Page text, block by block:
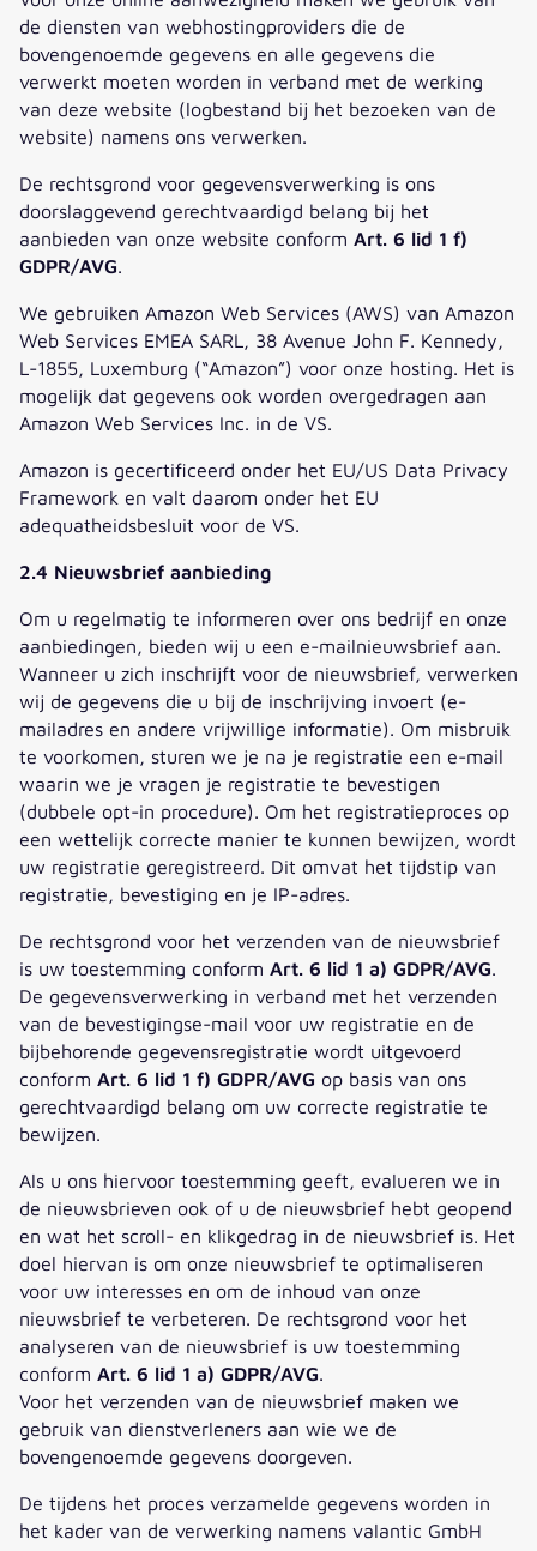
de diensten van webhostingproviders die de
bovengenoemde gegevens en alle gegevens die
verwerkt moeten worden in verband met de werking
van deze website (logbestand bij het bezoeken van de
website) namens ons verwerken.
De rechtsgrond voor gegevensverwerking is ons
doorslaggevend gerechtvaardigd belang bij het
aanbieden van onze website conform Art. 6 lid 1 f)
GDPR/AVG
We gebruiken Amazon Web Services (AWS) van Amazon
Web Services EMEA SARL, 38 Avenue John F. Kennedy,
L-1855, Luxemburg (“Amazon”) voor onze hosting. Het is
mogelijk dat gegevens ook worden overgedragen aan
Amazon Web Services Inc. in de VS.
Amazon is gecertificeerd onder het EU/US Data Privacy
Framework en valt daarom onder het EU
adequatheidsbesluit voor de VS.
2.4 Nieuwsbrief aanbieding
Om u regelmatig te informeren over ons bedrijf en onze
aanbiedingen, bieden wij u een e-mailnieuwsbrief aan.
Wanneer u zich inschrijft voor de nieuwsbrief, verwerken
wij de gegevens die u bij de inschrijving invoert (e-
mailadres en andere vrijwillige informatie). Om misbruik
te voorkomen, sturen we je na je registratie een e-mail
waarin we je vragen je registratie te bevestigen
(dubbele opt-in procedure). Om het registratieproces op
een wettelijk correcte manier te kunnen bewijzen, wordt
uw registratie geregistreerd. Dit omvat het tijdstip van
registratie, bevestiging en je IP-adres.
De rechtsgrond voor het verzenden van de nieuwsbrief
is uw toestemming conform Art. 6 lid 1 a) GDPR/AVG
De gegevensverwerking in verband met het verzenden
van de bevestigingse-mail voor uw registratie en de
bijbehorende gegevensregistratie wordt uitgevoerd
conform Art. 6 lid 1 f) GDPR/AVG op basis van ons
gerechtvaardigd belang om uw correcte registratie te
bewijzen.
Als u ons hiervoor toestemming geeft, evalueren we in
de nieuwsbrieven ook of u de nieuwsbrief hebt geopend
en wat het scroll- en klikgedrag in de nieuwsbrief is. Het
doel hiervan is om onze nieuwsbrief te optimaliseren
voor uw interesses en om de inhoud van onze
nieuwsbrief te verbeteren. De rechtsgrond voor het
analyseren van de nieuwsbrief is uw toestemming
conform Art. 6 lid 1 a) GDPR/AVG
Voor het verzenden van de nieuwsbrief maken we
gebruik van dienstverleners aan wie we de
bovengenoemde gegevens doorgeven.
De tijdens het proces verzamelde gegevens worden in
het kader van de verwerking namens valantic GmbH